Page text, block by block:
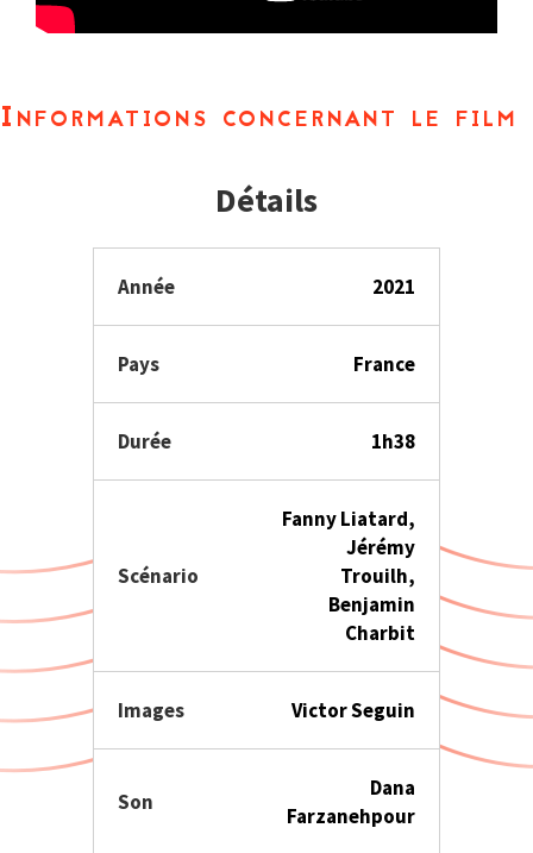
Informations concernant le film
Détails
Année 2021
Pays France
Durée 1h38
Scénario
Fanny Liatard,
Jérémy
Trouilh,
Benjamin
Charbit
Images Victor Seguin
Son
Dana
Farzanehpour